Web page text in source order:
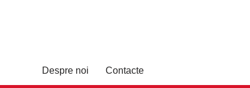
Despre noi Contacte